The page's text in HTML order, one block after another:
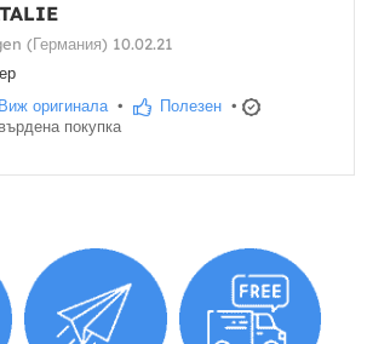
(Германия) 10.02.21
Виж оригинала• Полезен •
покупка